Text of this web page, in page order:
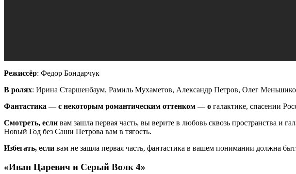
Режиссёр: Федор Бондарчук
В ролях: Ирина Старшенбаум, Рамиль Мухаметов, Александр Петров, Олег
Фантастика — с некоторым романтическим оттенком — о галактике, спасении
Смотреть, если вам зашла первая часть, вы верите в любовь сквозь пространства и
Новый Год без Саши Петрова вам в тягость.
Избегать, если вам не зашла первая часть, фантастика в вашем понимании должна
«Иван Царевич и Серый Волк 4»